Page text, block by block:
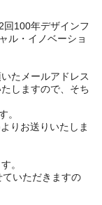
100年デザインフ
ル・イノベーショ
たメールアドレス
しますので、そち
。
りお送りいたしま
。
いただきますの